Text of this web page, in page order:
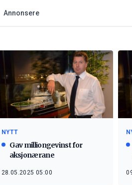
Annonsere
NYTT
Gav milliongevinst for
aksjonærane
28.05.2025 05:00